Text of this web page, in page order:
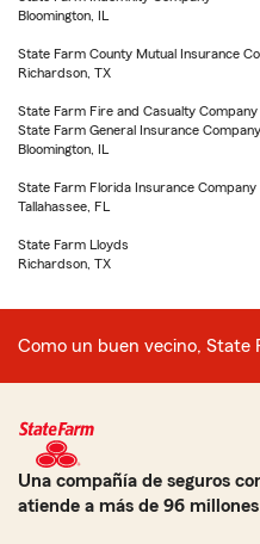
Bloomington, IL
State Farm County Mutual Insurance
Richardson, TX
State Farm Fire and Casualty Company
State Farm General Insurance Company
Bloomington, IL
State Farm Florida Insurance Company
Tallahassee, FL
State Farm Lloyds
Richardson, TX
Como un buen vecino, State
Una compañía de seguros
atiende a más de 96